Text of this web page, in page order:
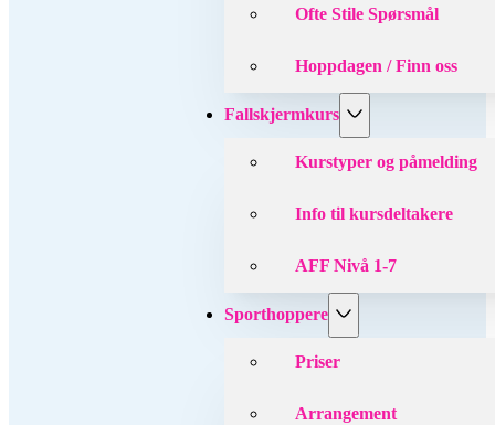
Ofte Stile Spørsmål
Hoppdagen / Finn oss
Fallskjermkurs
Kurstyper og påmelding
Info til kursdeltakere
AFF Nivå 1-7
Sporthoppere
Priser
Arrangement